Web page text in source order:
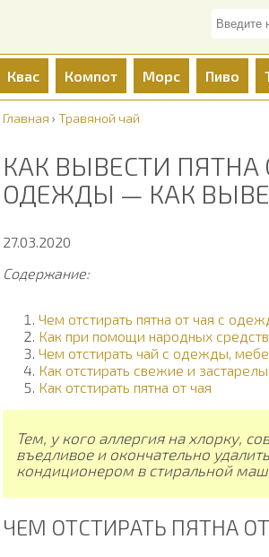
Квас Компот Морс Пиво
Главная › Травяной чай
КАК ВЫВЕСТИ
ОДЕЖДЫ — КАК
27.03.2020
Содержание:
Чем отстирать пятна от чая с
Как при помощи народных
Чем отстирать чай с одежды,
Как отстирать свежие и
Как отстирать пятна от чая
Тем, у кого аллергия на хлорку,
въедливое и окончательно
кондиционером в стиральной
ЧЕМ ОТСТИРАТЬ ПЯТНА